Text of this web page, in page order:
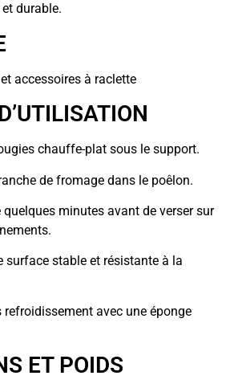
durable.
accessoires à raclette
chauffe-plat sous le support.
de fromage dans le poêlon.
minutes avant de verser sur
surface stable et résistante à la
refroidissement avec une éponge
ET POIDS